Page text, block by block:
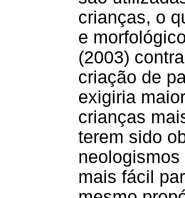
crianças, o
e
(2003)
criação de
exigiria
crianças
terem sido
mais fácil